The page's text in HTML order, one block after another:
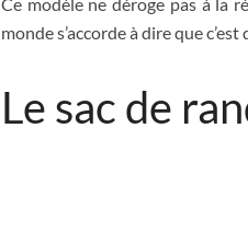
monde s’accorde à dire que
Le sac de